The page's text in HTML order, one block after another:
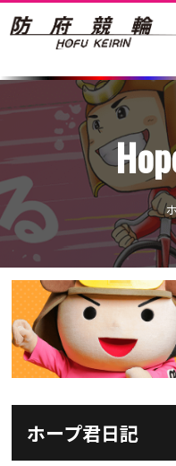
ホーム
新着情報
地元選手
お問い合わせ
開催日程
本場開催
パンフレット
施設ガイド
施設紹介
ホープ君日記